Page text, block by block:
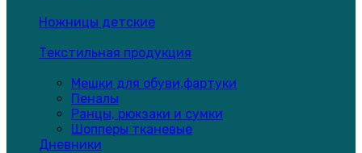
Ножницы детские
Текстильная продукция
Мешки для обуви,фартуки
Пеналы
Ранцы, рюкзаки и сумки
Шопперы тканевые
Дневники